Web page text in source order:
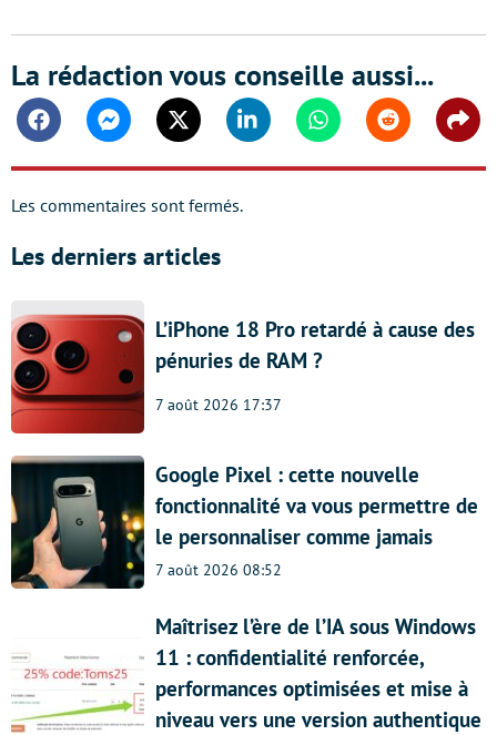
La rédaction vous conseille aussi...
FacebookMessengerTwitter Linkedin WhatsappReddit
Les commentaires sont fermés.
Les derniers articles
L’iPhone 18 Pro retardé à cause des
pénuries de RAM ?
7 août 2026 17:37
Google Pixel : cette nouvelle
fonctionnalité va vous permettre de
le personnaliser comme jamais
7 août 2026 08:52
Maîtrisez l’ère de l’IA sous Windows
11 : confidentialité renforcée,
performances optimisées et mise à
niveau vers une version authentique